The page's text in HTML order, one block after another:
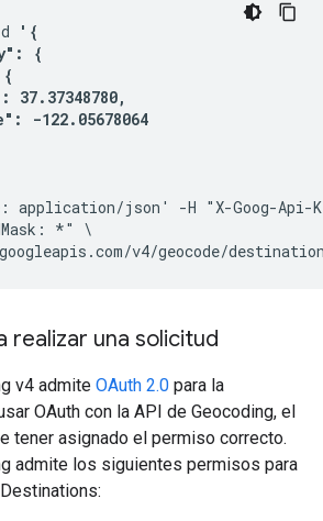
'{
{
37.37348780,
-122.05678064
application/json' -H "X-Goog-Api-
*" \
realizar una solicitud
v4 admite OAuth 2.0 para la
OAuth con la API de Geocoding, el
tener asignado el permiso correcto.
admite los siguientes permisos para